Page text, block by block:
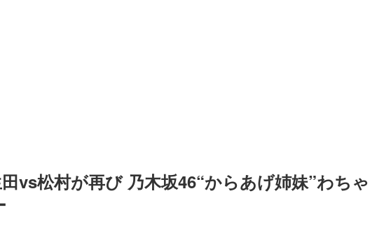
vs松村が再び 乃木坂46“からあげ姉妹”わちゃ